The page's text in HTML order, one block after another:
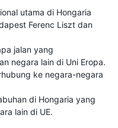
utama di Hongaria
Ferenc Liszt dan
jalan yang
negara lain di Uni Eropa.
ke negara-negara
di Hongaria yang
lain di UE.